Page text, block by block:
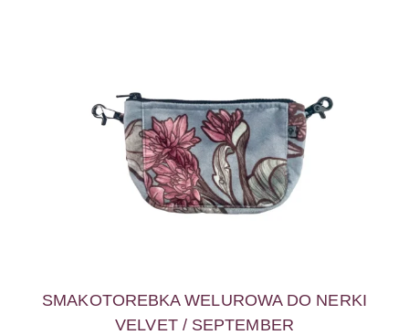
SMAKOTOREBKA WELUROWA DO NERKI
VELVET / SEPTEMBER